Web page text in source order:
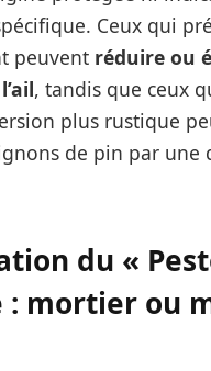
Ceux qui
peuvent réduire ou
, tandis que ceux
plus rustique
de pin par une
du «
: mortier ou